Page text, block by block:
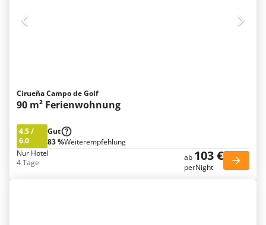
Cirueña Campo de Golf
90 m² Ferienwohnung
4.5/
6.0
Gut
83 %Weiterempfehlung
Nur Hotel
4 Tage
ab 103 €
perNight